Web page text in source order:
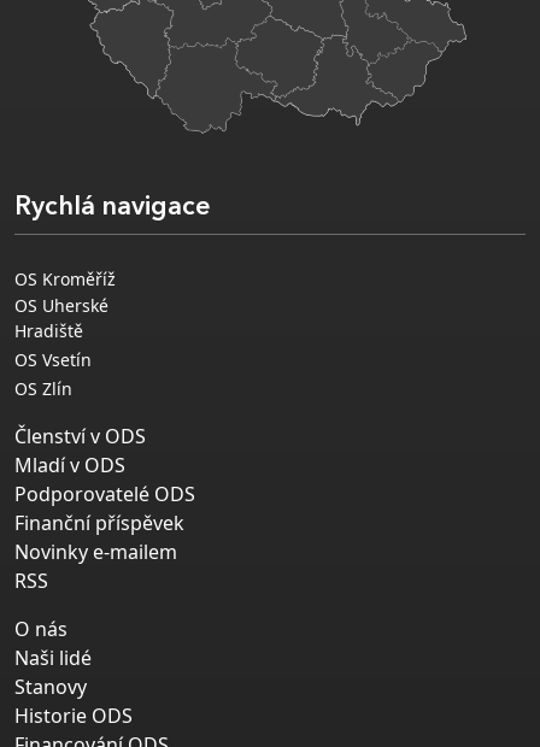
Rychlá navigace
OS Kroměříž
OS Uherské
Hradiště
OS Vsetín
OS Zlín
Členství v ODS
Mladí v ODS
Podporovatelé ODS
Finanční příspěvek
Novinky e-mailem
RSS
O nás
Naši lidé
Stanovy
Historie ODS